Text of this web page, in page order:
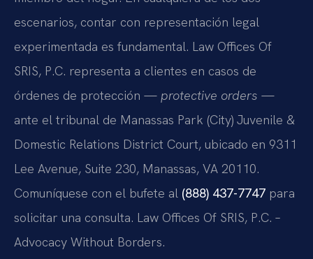
escenarios, contar con representación legal
experimentada es fundamental. Law Offices Of
SRIS, P.C. representa a clientes en casos de
órdenes de protección — protective orders —
ante el tribunal de Manassas Park (City) Juvenile &
Domestic Relations District Court, ubicado en 9311
Lee Avenue, Suite 230, Manassas, VA 20110.
Comuníquese con el bufete al (888) 437-7747 para
solicitar una consulta. Law Offices Of SRIS, P.C. –
Advocacy Without Borders.